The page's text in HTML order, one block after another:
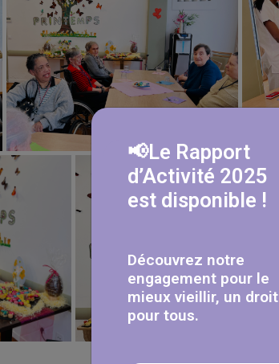
📢Le Rapport
d’Activité 2025
est disponible !
Découvrez notre
engagement pour le
mieux vieillir, un droit
pour tous.